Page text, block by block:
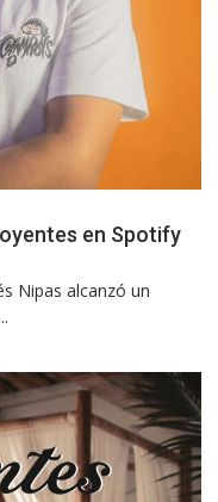
en Spotify
Nipas alcanzó un